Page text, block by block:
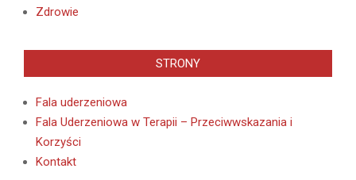
Zdrowie
STRONY
Fala uderzeniowa
Fala Uderzeniowa w Terapii – Przeciwwskazania i
Korzyści
Kontakt